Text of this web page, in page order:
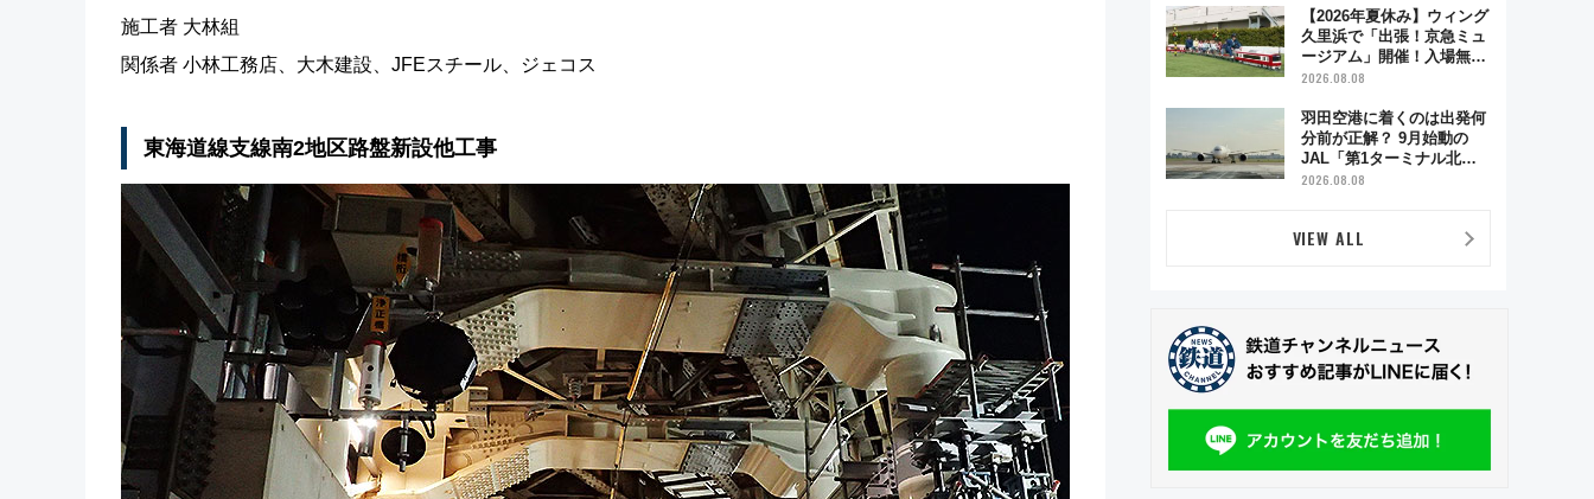
施工者 大林組
関係者 小林工務店、大木建設、JFEスチール、ジェコス
東海道線支線南2地区路盤新設他工事
【2026年夏休み】ウィング
久里浜で「出張！京急ミュ
ージアム」開催！入場無料
でスタンプラリーや子ども
2026.08.08
羽田空港に着くのは出発何
分前が正解？ 9月始動の
JAL「第1ターミナル北側
サテライト」は徒歩1キロ
2026.08.08
VIEW ALL